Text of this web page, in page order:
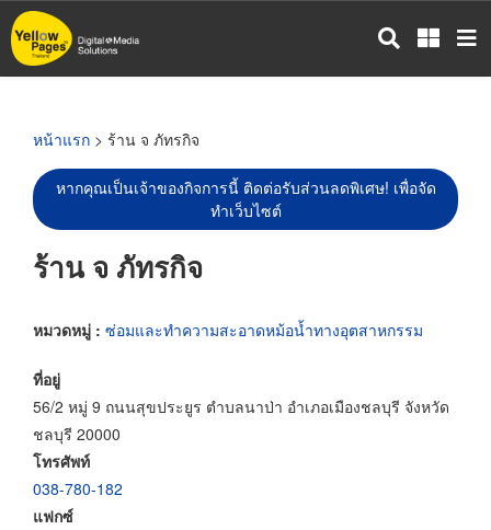
ข้าม
ไป
หน้าแรก > ร้าน จ ภัทรกิจ
หากคุณเป็นเจ้าของกิจการนี้ ติดต่อรับส่วนลดพิเศษ! เพื่อจัด
ทำเว็บไซต์
ร้าน จ ภัทรกิจ
หมวดหมู่ : ซ่อมและทำความสะอาดหม้อน้ำทางอุตสาหกรรม
ที่อยู่
56/2 หมู่ 9 ถนนสุขประยูร ตำบลนาป่า อำเภอเมืองชลบุรี จังหวัด
ชลบุรี 20000
โทรศัพท์
038-780-182
แฟกซ์